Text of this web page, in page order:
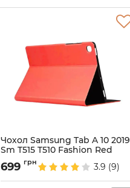
Чохол Samsung Tab A 10 2019
Sm T515 T510 Fashion Red
Артикул:4805
699 грн 3.9 (9)